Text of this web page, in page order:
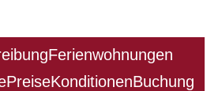
Ferienwohnungen
PreiseKonditionenBuchung